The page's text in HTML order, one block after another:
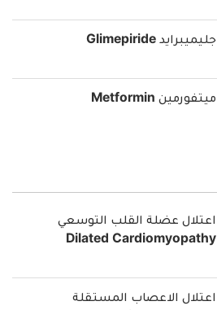
جليميبرايد Glimepiride
ميتفورمين Metformin
اعتلال عضلة القلب التوسعي
Dilated Cardiomyopathy
اعتلال الاعصاب المستقلة